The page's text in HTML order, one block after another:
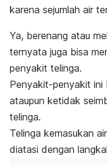
karena sejumlah air
Ya, berenang atau
ternyata juga bisa
penyakit telinga.
Penyakit-penyakit ini
ataupun ketidak
telinga.
Telinga kemasukan
diatasi dengan